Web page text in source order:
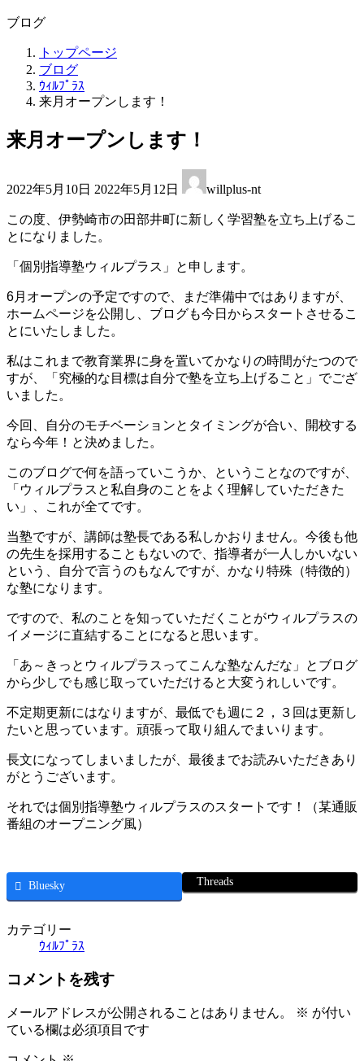
ブログ
トップページ
ブログ
ｳｨﾙﾌﾟﾗｽ
来月オープンします！
来月オープンします！
2022年5月10日 終
更
新
日
時
2022年5月12日 willplus-nt
この度、伊勢崎市の田部井町に新しく学習塾を立ち上げるこ
とになりました。
「個別指導塾ウィルプラス」と申します。
6月オープンの予定ですので、まだ準備中ではありますが、
ホームページを公開し、ブログも今日からスタートさせるこ
とにいたしました。
私はこれまで教育業界に身を置いてかなりの時間がたつので
すが、「究極的な目標は自分で塾を立ち上げること」でござ
いました。
今回、自分のモチベーションとタイミングが合い、開校する
なら今年！と決めました。
このブログで何を語っていこうか、ということなのですが、
「ウィルプラスと私自身のことをよく理解していただきた
い」、これが全てです。
当塾ですが、講師は塾長である私しかおりません。今後も他
の先生を採用することもないので、指導者が一人しかいない
という、自分で言うのもなんですが、かなり特殊（特徴的）
な塾になります。
ですので、私のことを知っていただくことがウィルプラスの
イメージに直結することになると思います。
「あ～きっとウィルプラスってこんな塾なんだな」とブログ
から少しでも感じ取っていただけると大変うれしいです。
不定期更新にはなりますが、最低でも週に２，３回は更新し
たいと思っています。頑張って取り組んでまいります。
長文になってしまいましたが、最後までお読みいただきあり
がとうございます。
それでは個別指導塾ウィルプラスのスタートです！（某通販
番組のオープニング風）
Bluesky Threads
カテゴリー
ｳｨﾙﾌﾟﾗｽ
コメントを残す
メールアドレスが公開されることはありません。 ※ が付い
ている欄は必須項目です